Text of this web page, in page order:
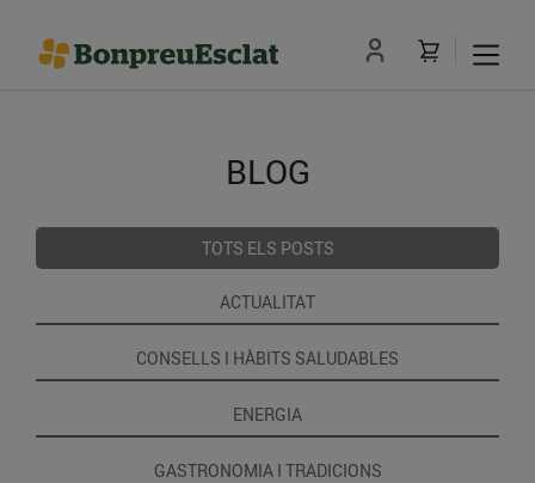
BLOG
TOTS ELS POSTS
ACTUALITAT
CONSELLS I HÀBITS SALUDABLES
ENERGIA
GASTRONOMIA I TRADICIONS